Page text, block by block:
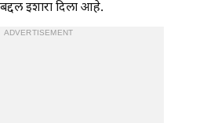
इशारा दिला आहे.
ADVERTISEMENT